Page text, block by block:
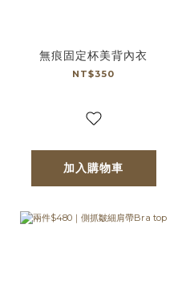
無痕固定杯美背內衣
NT$350
加入購物車